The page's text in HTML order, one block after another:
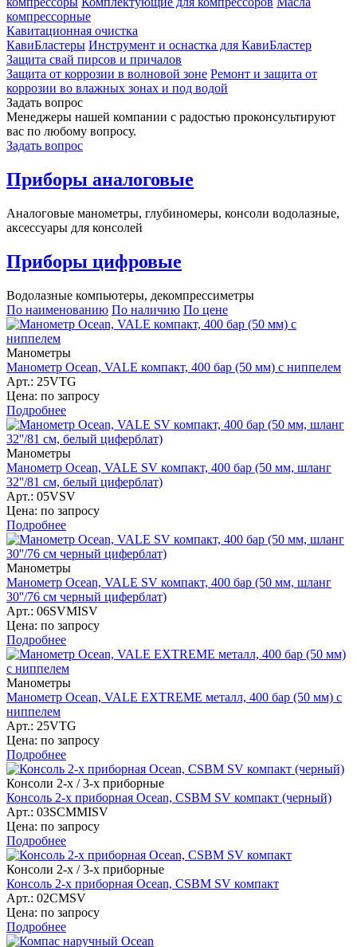
компрессорные
Кавитационная очистка
КавиБластеры Инструмент и оснастка для КавиБластер
Защита свай пирсов и причалов
Защита от коррозии в волновой зоне Ремонт и защита от
коррозии во влажных зонах и под водой
Задать вопрос
Менеджеры нашей компании с радостью проконсультируют
вас по любому вопросу.
Задать вопрос
Приборы аналоговые
Аналоговые манометры, глубиномеры, консоли водолазные,
аксессуары для консолей
Приборы цифровые
Водолазные компьютеры, декомпрессиметры
По наименованию По наличию По цене
Манометры
Манометр Ocean, VALE компакт, 400 бар (50 мм) с ниппелем
Арт.: 25VTG
Цена: по запросу
Подробнее
Манометры
Манометр Ocean, VALE SV компакт, 400 бар (50 мм, шланг
32''/81 см, белый циферблат)
Арт.: 05VSV
Цена: по запросу
Подробнее
Манометры
Манометр Ocean, VALE SV компакт, 400 бар (50 мм, шланг
30''/76 см черный циферблат)
Арт.: 06SVMISV
Цена: по запросу
Подробнее
Манометры
Манометр Ocean, VALE EXTREME металл, 400 бар (50 мм) с
ниппелем
Арт.: 25VTG
Цена: по запросу
Подробнее
Консоли 2-х / 3-х приборные
Консоль 2-х приборная Ocean, CSBM SV компакт (черный)
Арт.: 03SCMMISV
Цена: по запросу
Подробнее
Консоли 2-х / 3-х приборные
Консоль 2-х приборная Ocean, CSBM SV компакт
Арт.: 02CMSV
Цена: по запросу
Подробнее